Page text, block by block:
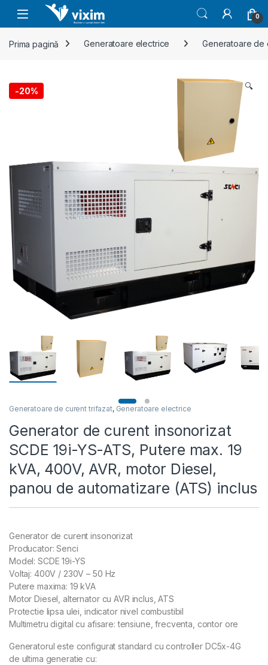
Skip to navigation
Skip to content
0
Prima pagină Generatoare electrice Generatoare de
-20% 🔍
Generatoare de curent trifazat, Generatoare electrice
Generator de curent insonorizat
SCDE 19i-YS-ATS, Putere max. 19
kVA, 400V, AVR, motor Diesel,
panou de automatizare (ATS) inclus
Generator de curent insonorizat
Producator: Senci
Model: SCDE 19i-YS
Voltaj: 400V / 230V – 50 Hz
Putere maxima: 19 kVA
Motor Diesel, alternator cu AVR inclus, ATS
Protectie lipsa ulei, indicator nivel combustibil
Multimetru digital cu afisare: tensiune, frecventa, contor ore
Generatorul este configurat standard cu controller DC5x-4G
de ultima generatie cu: